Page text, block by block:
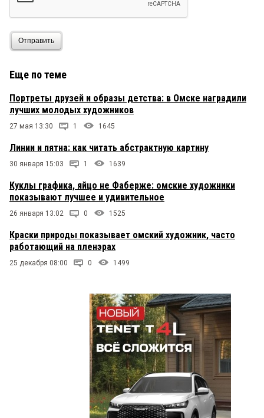
Отправить
Еще по теме
Портреты друзей и образы детства: в Омске наградили
лучших молодых художников
27 мая 13:30 1 1645
Линии и пятна: как читать абстрактную картину
30 января 15:03 1 1639
Куклы графика, яйцо не Фаберже: омские художники
показывают лучшее и удивительное
26 января 13:02 0 1525
Краски природы показывает омский художник, часто
работающий на пленэрах
25 декабря 08:00 0 1499